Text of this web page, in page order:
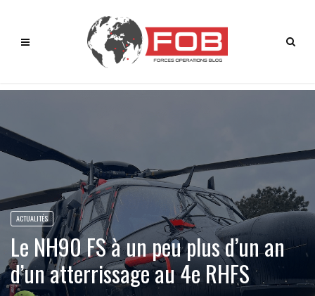
ACTUALITÉS
Le NH90 FS à un peu plus d’un an
d’un atterrissage au 4e RHFS